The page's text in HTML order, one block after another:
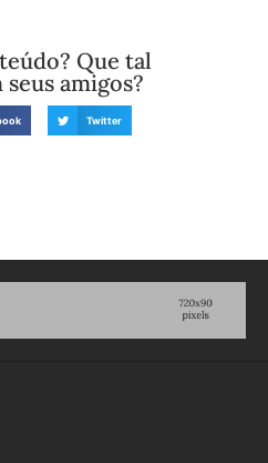
Que tal
amigos?
Twitter